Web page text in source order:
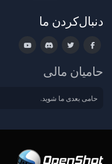
دنبال‌کردن ما
حامیان مالی
حامی بعدی ما شوید.